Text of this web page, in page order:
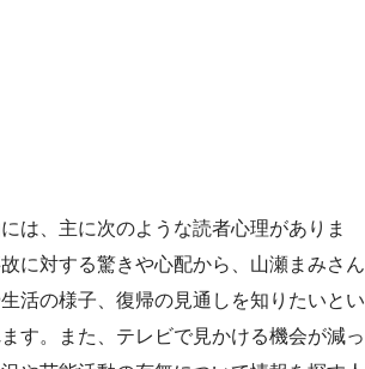
は、主に次のような読者心理がありま
に対する驚きや心配から、山瀬まみさん
活の様子、復帰の見通しを知りたいとい
す。また、テレビで見かける機会が減っ